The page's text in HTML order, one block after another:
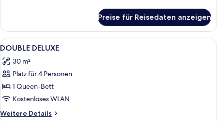
Preise für Reisedaten anzeigen
Alle
Fotos
für
DOUBLE
DELUXE
anzeigen
Ein modernes Hotelzimmer mit
3
DOUBLE DELUXE
30 m²
Platz für 4 Personen
1 Queen-Bett
Kostenloses WLAN
Weitere Details
Weitere